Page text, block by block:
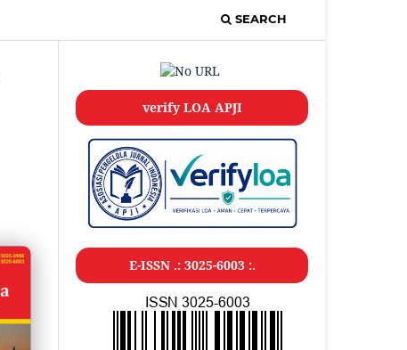
SEARCH
verify LOA APJI
E-ISSN .: 3025-6003 :.